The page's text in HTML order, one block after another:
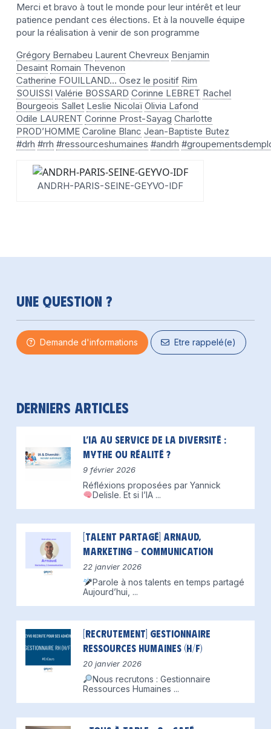
Merci et bravo à tout le monde pour leur intérêt et leur
patience pendant ces élections. Et à la nouvelle équipe
pour la réalisation à venir de son programme
Grégory Bernabeu Laurent Chevreux Benjamin
Desaint Romain Thevenon
Catherine FOUILLAND… Osez le positif Rim
SOUISSI Valérie BOSSARD Corinne LEBRET Rachel
Bourgeois Sallet Leslie Nicolaï Olivia Lafond
Odile LAURENT Corinne Prost-Sayag Charlotte
PROD’HOMME Caroline Blanc Jean-Baptiste Butez
#drh #rrh #ressourceshumaines #andrh
ANDRH-PARIS-SEINE-GEYVO-IDF
Une question ?
Demande d'informations Etre rappelé(e)
Derniers articles
L’IA au service de la diversité :
mythe ou réalité ?
9 février 2026
Réfléxions proposées par Yannick
Delisle. Et si l’IA ...
[Talent partagé] Arnaud,
Marketing – Communication
22 janvier 2026
Parole à nos talents en temps partagé
Aujourd’hui, ...
[Recrutement] Gestionnaire
Ressources Humaines (H/F)
20 janvier 2026
Nous recrutons : Gestionnaire
Ressources Humaines ...